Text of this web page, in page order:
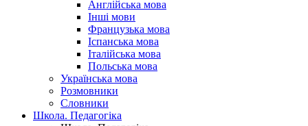
Англійська мова
Інші мови
Французька мова
Іспанська мова
Італійська мова
Польська мова
Українська мова
Розмовники
Словники
Школа. Педагогіка